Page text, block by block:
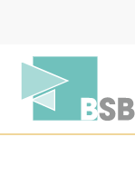
content